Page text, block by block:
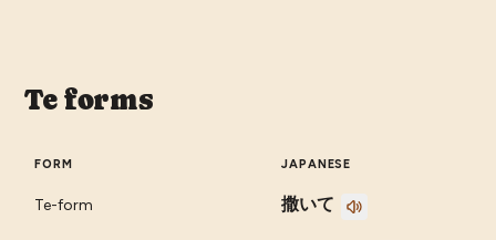
Te forms
FORM JAPANESE
Te-form 撒いて